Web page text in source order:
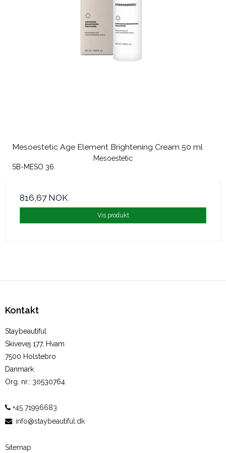
Mesoestetic Age Element Brightening Cream 50 ml
Mesoestetic
SB-MESO 36
816,67 NOK
Vis produkt
Kontakt
Staybeautiful
Skivevej 177, Hvam
7500 Holstebro
Danmark
Org. nr.: 30530764
+45 71996683
: info@staybeautiful.dk
Sitemap